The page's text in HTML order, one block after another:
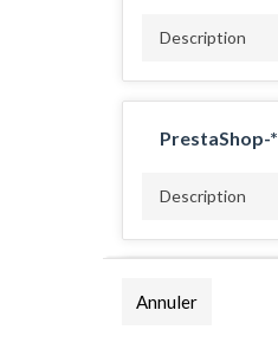
Description
PrestaShop-*
Description
_ga
Annuler